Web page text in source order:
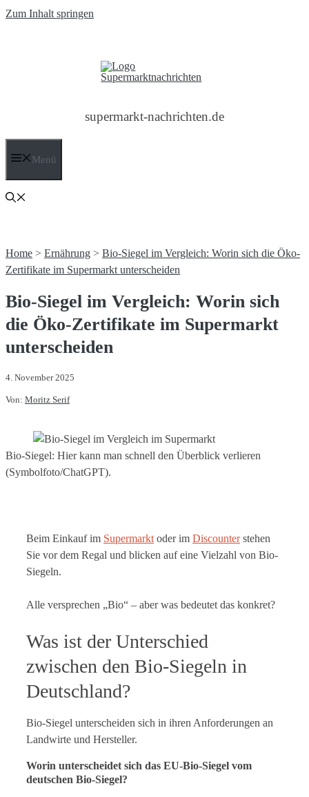
Zum Inhalt springen
supermarkt-nachrichten.de
Menü
Home > Ernährung > Bio-Siegel im Vergleich: Worin sich die Öko-
Zertifikate im Supermarkt unterscheiden
Bio-Siegel im Vergleich: Worin sich
die Öko-Zertifikate im Supermarkt
unterscheiden
4. November 2025
Von: Moritz Serif
Bio-Siegel: Hier kann man schnell den Überblick verlieren
(Symbolfoto/ChatGPT).
Beim Einkauf im Supermarkt oder im Discounterstehen
Sie vor dem Regal und blicken auf eine Vielzahl von Bio-
Siegeln.
Alle versprechen „Bio“ – aber was bedeutet das konkret?
Was ist der Unterschied
zwischen den Bio-Siegeln in
Deutschland?
Bio-Siegel unterscheiden sich in ihren Anforderungen an
Landwirte und Hersteller.
Worin unterscheidet sich das EU-Bio-Siegel vom
deutschen Bio-Siegel?